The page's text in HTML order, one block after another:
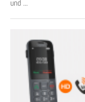
und ...